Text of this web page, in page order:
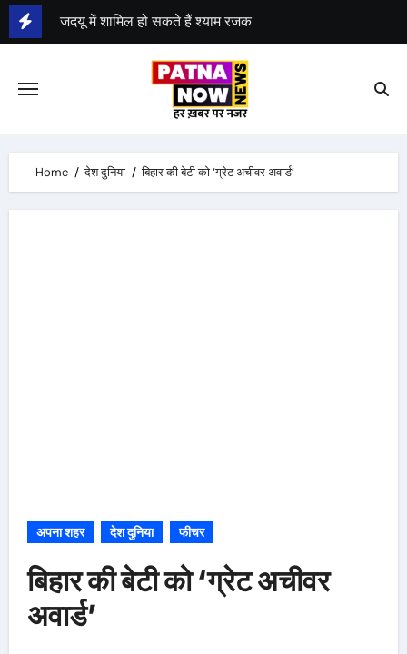
Skip
to
श्याम रजक ने राजद से दिया इस्तीफा
Home देश दुनिया बिहार की बेटी को ‘ग्रेट अचीवर अवार्ड’
अपना शहर देश दुनिया फीचर
बिहार की बेटी को ‘ग्रेट अचीवर
अवार्ड’